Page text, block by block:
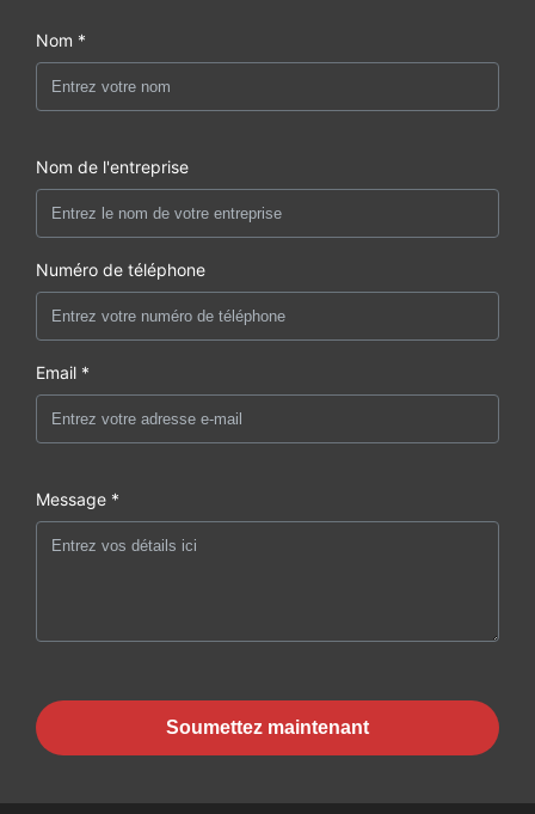
Nom *
Nom de l'entreprise
Numéro de téléphone
Email *
Message *
Soumettez maintenant